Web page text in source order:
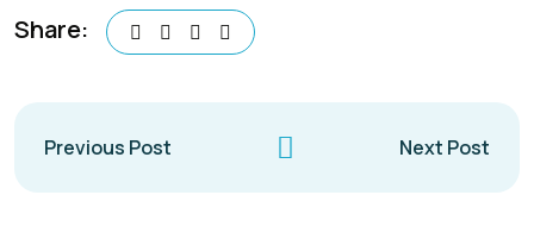
Share:
Previous Post Next Post